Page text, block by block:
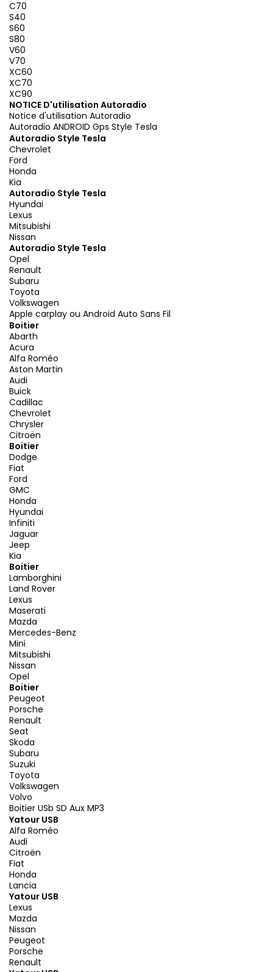
C70
S40
S60
S80
V60
V70
XC60
XC70
XC90
NOTICE D'utilisation Autoradio
Notice d'utilisation Autoradio
Autoradio ANDROID Gps Style Tesla
Autoradio Style Tesla
Chevrolet
Ford
Honda
Kia
Autoradio Style Tesla
Hyundai
Lexus
Mitsubishi
Nissan
Autoradio Style Tesla
Opel
Renault
Subaru
Toyota
Volkswagen
Apple carplay ou Android Auto Sans Fil
Boitier
Abarth
Acura
Alfa Roméo
Aston Martin
Audi
Buick
Cadillac
Chevrolet
Chrysler
Citroën
Boitier
Dodge
Fiat
Ford
GMC
Honda
Hyundai
Infiniti
Jaguar
Jeep
Kia
Boitier
Lamborghini
Land Rover
Lexus
Maserati
Mazda
Mercedes-Benz
Mini
Mitsubishi
Nissan
Opel
Boitier
Peugeot
Porsche
Renault
Seat
Skoda
Subaru
Suzuki
Toyota
Volkswagen
Volvo
Boitier USb SD Aux MP3
Yatour USB
Alfa Roméo
Audi
Citroën
Fiat
Honda
Lancia
Yatour USB
Lexus
Mazda
Nissan
Peugeot
Porsche
Renault